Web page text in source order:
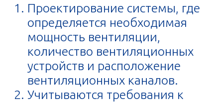
Проектирование системы, где
определяется необходимая
мощность вентиляции,
количество вентиляционных
устройств и расположение
вентиляционных каналов.
Учитываются требования к